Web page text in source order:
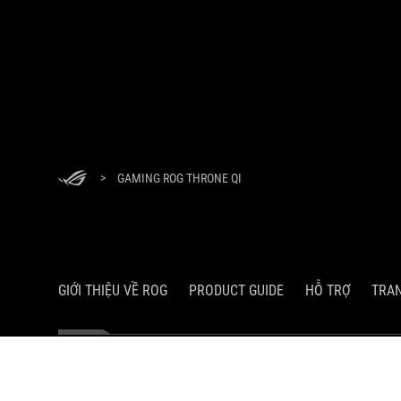
> GAMING ROG THRONE QI
GIỚI THIỆU VỀ ROG PRODUCT GUIDE HỖ TRỢ